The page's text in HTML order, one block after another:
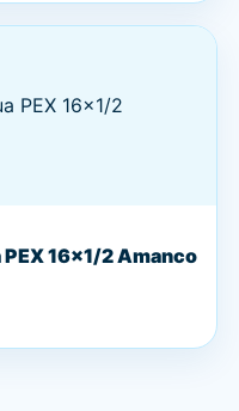
16x1/2 Amanco